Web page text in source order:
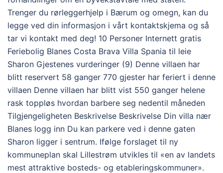
Trenger du rørleggerhjelp i Bærum og omegn, kan du
legge ved din informasjon i vårt kontaktskjema og så
tar vi kontakt med deg! 10 Personer Internett gratis
Feriebolig Blanes Costa Brava Villa Spania til leie
Sharon Gjestenes vurderinger (9) Denne villaen har
blitt reservert 58 ganger 770 gjester har feriert i denne
villaen Denne villaen har blitt vist 550 ganger helene
rask toppløs hvordan barbere seg nedentil måneden
Tilgjengeligheten Beskrivelse Beskrivelse Din villa nær
Blanes logg inn Du kan parkere ved i denne gaten
Sharon ligger i sentrum. Ifølge forslaget til ny
kommuneplan skal Lillestrøm utvikles til «en av landets
mest attraktive bosteds- og etableringskommuner».